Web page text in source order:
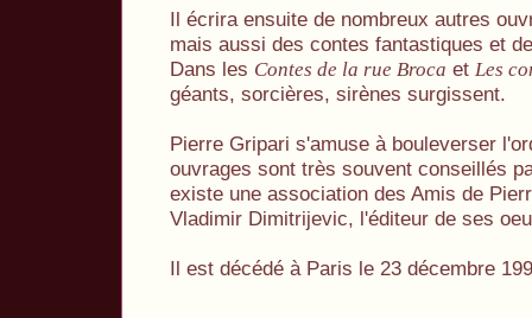
Il écrira ensuite de nombreux autres
mais aussi des contes fantastiques et
Dans les Contes de la rue Broca et Les
géants, sorcières, sirènes surgissent.
Pierre Gripari s'amuse à bouleverser
ouvrages sont très souvent conseillés
existe une association des Amis de
Vladimir Dimitrijevic, l'éditeur de ses
Il est décédé à Paris le 23 décembre